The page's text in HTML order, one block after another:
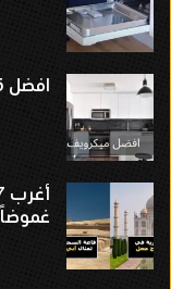
افضل 5 ميكرويف يمكنك شرائها فى 2020